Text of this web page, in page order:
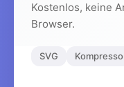
Kostenlos, keine
Browser.
SVG